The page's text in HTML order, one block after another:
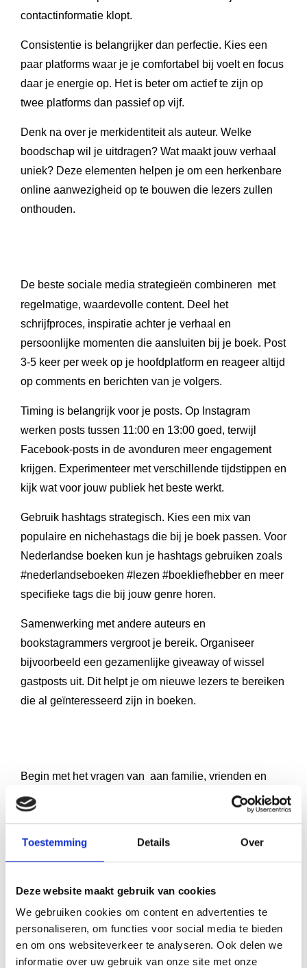
Toestemming Details Over
Deze website maakt gebruik van cookies
We gebruiken cookies om content en advertenties te
personaliseren, om functies voor social media te bieden
en om ons websiteverkeer te analyseren. Ook delen we
informatie over uw gebruik van onze site met onze
contactinformatie klopt.
Consistentie is belangrijker dan perfectie. Kies een
paar platforms waar je je comfortabel bij voelt en focus
daar je energie op. Het is beter om actief te zijn op
twee platforms dan passief op vijf.
Denk na over je merkidentiteit als auteur. Welke
boodschap wil je uitdragen? Wat maakt jouw verhaal
uniek? Deze elementen helpen je om een herkenbare
online aanwezigheid op te bouwen die lezers zullen
onthouden.
De beste sociale media strategieën combineren met
regelmatige, waardevolle content. Deel het
schrijfproces, inspiratie achter je verhaal en
persoonlijke momenten die aansluiten bij je boek. Post
3-5 keer per week op je hoofdplatform en reageer altijd
op comments en berichten van je volgers.
Timing is belangrijk voor je posts. Op Instagram
werken posts tussen 11:00 en 13:00 goed, terwijl
Facebook-posts in de avonduren meer engagement
krijgen. Experimenteer met verschillende tijdstippen en
kijk wat voor jouw publiek het beste werkt.
Gebruik hashtags strategisch. Kies een mix van
populaire en nichehastags die bij je boek passen. Voor
Nederlandse boeken kun je hashtags gebruiken zoals
#nederlandseboeken #lezen #boekliefhebber en meer
specifieke tags die bij jouw genre horen.
Samenwerking met andere auteurs en
bookstagrammers vergroot je bereik. Organiseer
bijvoorbeeld een gezamenlijke giveaway of wissel
gastposts uit. Dit helpt je om nieuwe lezers te bereiken
die al geïnteresseerd zijn in boeken.
Begin met het vragen van aan familie, vrienden en
bekenden die je boek hebben gelezen. Benader
vervolgens bookstagrammers en bloggers in jouw
waardevolle exposure bieden.
Maak een lijst van boekblogs en influencers die
boeken in jouw genre bespreken. Volg hen eerst een
tijdje, reageer op hun content en bouw een relatie op